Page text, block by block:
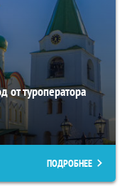
от туроператора
ПОДРОБНЕЕ